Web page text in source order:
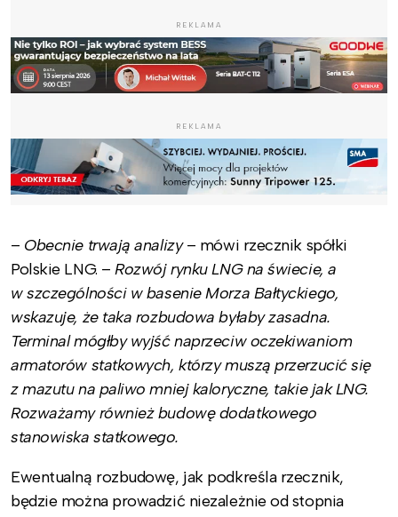
REKLAMA
REKLAMA
– Obecnie trwają analizy– mówi rzecznik spółki
Polskie LNG. – Rozwój rynku LNG na świecie, a
w szczególności w basenie Morza Bałtyckiego,
wskazuje, że taka rozbudowa byłaby zasadna.
Terminal mógłby wyjść naprzeciw oczekiwaniom
armatorów statkowych, którzy muszą przerzucić się
z mazutu na paliwo mniej kaloryczne, takie jak LNG.
Rozważamy również budowę dodatkowego
stanowiska statkowego.
Ewentualną rozbudowę, jak podkreśla rzecznik,
będzie można prowadzić niezależnie od stopnia